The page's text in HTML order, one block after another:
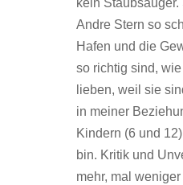
kein
Andre Stern so
Hafen und die
so richtig sind,
lieben, weil sie
in meiner
Kindern (6 und
bin. Kritik und
mehr, mal